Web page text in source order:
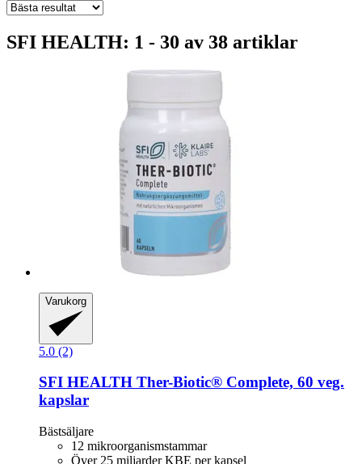
SFI HEALTH: 1 - 30 av 38 artiklar
Varukorg
5.0 (2)
SFI HEALTH Ther-​Biotic® Complete, 60 veg.
kapslar
Bästsäljare
12 mikroorganismstammar
Över 25 miljarder KBE per kapsel